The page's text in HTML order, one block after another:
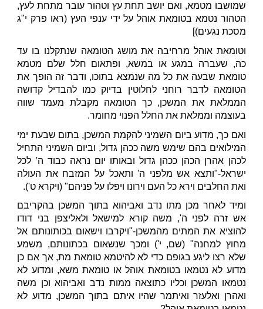
שמושבו מטמא, ואם יושב תחת עץ וטהור עובר מתחת לעץ,
הטהור נטמא בטומאת אוהל על ידי ענפי העץ (ראו פרק י"ג
מסכת נגעים)]
וטומאת אוהל מרחיבה את מושג הטומאה שנתקלנו בו עד
כה, שעברה במגע או במשא, ופתאום חלל שלם מטמא
טומאת שבעה את כל מה שנמצא בתוכו, ודבר זה הופך את
הטומאה לדבר רוחני לחלוטין בדיוק כמו להבדיל קדושה
הממלאת את המשכן, כך הטומאה מקבלת מעמד שווה
בעוצמה וממלאת את החלל הפנוי מחומר.
ואם כך, מדוע ביום השמיני להקמת המשכן, בתום שבעת ימי
המילואים בהם שימש משה ככהן גדול, וביום השמיני התחיל
לכהן אהרן הכהן ככהן גדול ובאותו יום נראה כבוד ה' לכל
ישראל-"ותצא אש מלפני ה' ותאכל על המזבח את העולה
ואת החלבים וירא כל העם וירונו ויפלו על פניהם" (ויקרא ט').
ומיד לאחר מכן מתו נדב ואביהוא בתוך המשכן בהקריבם
אש זרה לפני ה', משה קורא למישאל ולאליצפן בני דודו
להוציא את המתים מהמשכן-"ויקרבו וישאום בכותונותם אל
מחוץ למחנה" (שם, י') ומכך שנשאום בכתונותם, משמע
שלא רצו ליגע בגופם כדי לא להיטמא טומאת מת, אך אם כן
מדוע לא נטמאו בטומאת אוהל או טומאת משא, ומדוע לא
נטמאו המשכן וכליו כתוצאה ממות נדב ואביהוא וכן משה
ואהרן ואלעזר ואיתמר שהיו איתם בתוך המשכן, מדוע לא